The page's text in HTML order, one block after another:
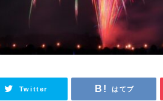
Twitter はてブ